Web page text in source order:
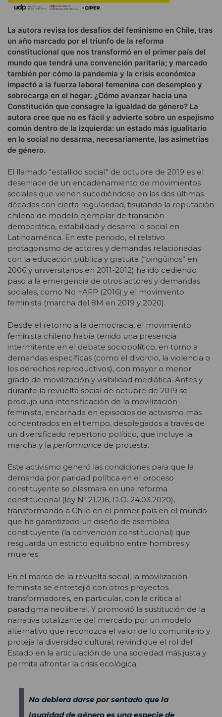
La autora revisa los desafíos del feminismo en Chile, tras
un año marcado por el triunfo de la reforma
constitucional que nos transformó en el primer país del
mundo que tendrá una convención paritaria; y marcado
también por cómo la pandemia y la crisis económica
impactó a la fuerza laboral femenina con desempleo y
sobrecarga en el hogar. ¿Cómo avanzar hacia una
Constitución que consagre la igualdad de género? La
autora cree que no es fácil y advierte sobre un espejismo
común dentro de la izquierda: un estado más igualitario
en lo social no desarma, necesariamente, las asimetrías
de género.
El llamado “estallido social” de octubre de 2019 es el
desenlace de un encadenamiento de movimientos
sociales que vienen sucediéndose en las dos últimas
décadas con cierta regularidad, fisurando la reputación
chilena de modelo ejemplar de transición
democrática, estabilidad y desarrollo social en
Latinoamérica. En este periodo, el relativo
protagonismo de actores y demandas relacionadas
con la educación pública y gratuita (“pingüinos” en
2006 y universitarios en 2011-2012) ha ido cediendo
paso a la emergencia de otros actores y demandas
sociales, como No +AFP (2016) y el movimiento
feminista (marcha del 8M en 2019 y 2020).
Desde el retorno a la democracia, el movimiento
feminista chileno había tenido una presencia
intermitente en el debate sociopolítico, en torno a
demandas específicas (como el divorcio, la violencia o
los derechos reproductivos), con mayor o menor
grado de movilización y visibilidad mediática. Antes y
durante la revuelta social de octubre de 2019 se
produjo una intensificación de la movilización
feminista, encarnada en episodios de activismo más
concentrados en el tiempo, desplegados a través de
un diversificado repertorio político, que incluye la
marcha y la performance de protesta.
Este activismo generó las condiciones para que la
demanda por paridad política en el proceso
constituyente se plasmara en una reforma
constitucional (ley Nº 21.216, D.O. 24.03.2020),
transformando a Chile en el primer país en el mundo
que ha garantizado un diseño de asamblea
constituyente (la convención constitucional) que
resguarda un estricto equilibrio entre hombres y
mujeres.
En el marco de la revuelta social, la movilización
feminista se entretejió con otros proyectos
transformadores, en particular, con la crítica al
paradigma neoliberal. Y promovió la sustitución de la
narrativa totalizante del mercado por un modelo
alternativo que reconozca el valor de lo comunitario y
proteja la diversidad cultural, reivindique el rol del
Estado en la articulación de una sociedad más justa y
permita afrontar la crisis ecológica.
No debiera darse por sentado que la
igualdad de género es una especie de